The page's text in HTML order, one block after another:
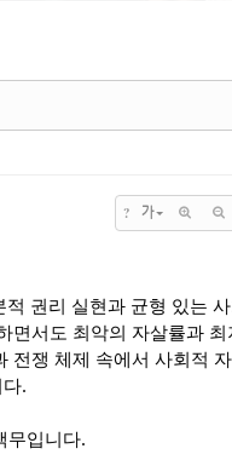
? 가
권리 실현과 균형 있는
서도 최악의 자살률과
쟁 체제 속에서 사회적
.
무입니다.